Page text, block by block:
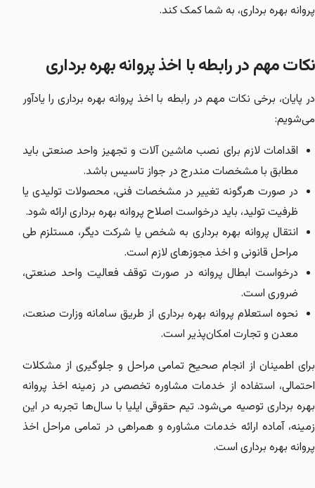
پروانه بهره برداری، به شما کمک کند.
نکات مهم در رابطه با اخذ پروانه بهره برداری
در پایان، برخی نکات مهم در رابطه با اخذ پروانه بهره برداری را یادآور
می‌شویم:
اقدامات لازم برای نصب ماشین آلات و تجهیز واحد صنعتی باید
مطابق با مشخصات مندرج در جواز تاسیس باشد.
در صورت هرگونه تغییر در مشخصات فنی، محصولات تولیدی یا
ظرفیت تولید، باید درخواست اصلاح پروانه بهره برداری ارائه شود.
انتقال پروانه بهره برداری به شخص یا شرکت دیگر، مستلزم طی
مراحل قانونی و اخذ مجوزهای لازم است.
درخواست ابطال پروانه در صورت توقف فعالیت واحد صنعتی،
ضروری است.
نحوه استعلام پروانه بهره برداری از طریق سامانه وزارت صنعت،
معدن و تجارت امکان‌پذیر است.
برای اطمینان از انجام صحیح تمامی مراحل و جلوگیری از مشکلات
احتمالی، استفاده از خدمات مشاوره تخصصی در زمینه اخذ پروانه
بهره برداری توصیه می‌شود. تیم حقوقی ایلیا با سال‌ها تجربه در این
زمینه، آماده ارائه خدمات مشاوره و همراهی در تمامی مراحل اخذ
پروانه بهره برداری است.